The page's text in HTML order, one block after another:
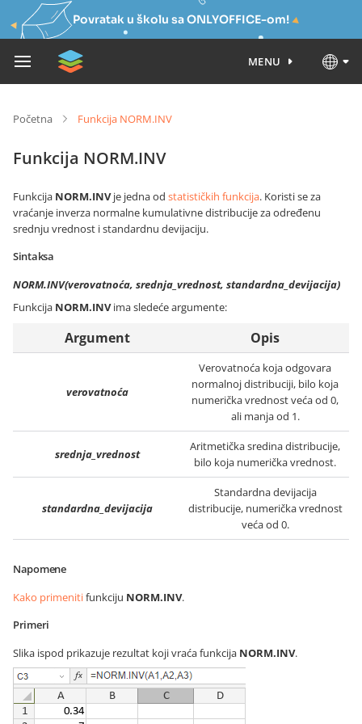
Povratak u školu sa ONLYOFFICE-om!
MENU
Početna Funkcija NORM.INV
Funkcija NORM.INV
Funkcija NORM.INVje jedna od statističkih funkcija. Koristi se za
vraćanje inverza normalne kumulativne distribucije za određenu
srednju vrednost i standardnu devijaciju.
Sintaksa
NORM.INV(verovatnoća, srednja_vrednost, standardna_devijacija)
Funkcija NORM.INVima sledeće argumente:
Argument Opis
verovatnoća
Verovatnoća koja odgovara
normalnoj distribuciji, bilo koja
numerička vrednost veća od 0,
ali manja od 1.
srednja_vrednost
Aritmetička sredina distribucije,
bilo koja numerička vrednost.
standardna_devijacija
Standardna devijacija
distribucije, numerička vrednost
veća od 0.
Napomene
Kako primenitifunkciju NORM.INV.
Primeri
Slika ispod prikazuje rezultat koji vraća funkcija NORM.INV.